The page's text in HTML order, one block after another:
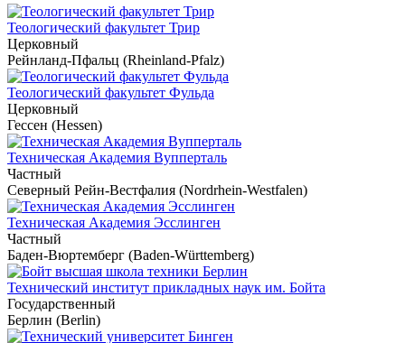
Теологический факультет Трир
Церковный
Рейнланд-Пфальц (Rheinland-Pfalz)
Теологический факультет Фульда
Церковный
Гессен (Hessen)
Техническая Академия Вупперталь
Частный
Северный Рейн-Вестфалия (Nordrhein-Westfalen)
Техническая Академия Эсслинген
Частный
Баден-Вюртемберг (Baden-Württemberg)
Технический институт прикладных наук им. Бойта
Государственный
Берлин (Berlin)